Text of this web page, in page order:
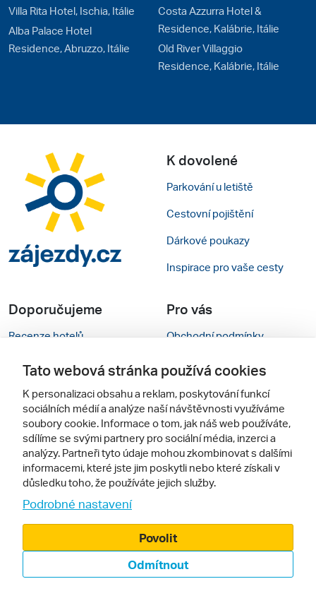
Villa Rita Hotel, Ischia, Itálie
Alba Palace Hotel
Residence, Abruzzo, Itálie
Costa Azzurra Hotel &
Residence, Kalábrie, Itálie
Old River Villaggio
Residence, Kalábrie, Itálie
K dovolené
Parkování u letiště
Cestovní pojištění
Dárkové poukazy
Inspirace pro vaše cesty
Doporučujeme
Recenze hotelů
Rady na cestu
Cestovní kanceláře
Zájazdy.sk
Pro vás
Obchodní podmínky
Kontakty
Nastavení cookies
Verze webu pro PC
Sledujte nás
© 2000 - 2026, Zájezdy.cz
Tato webová stránka používá cookies
K personalizaci obsahu a reklam, poskytování funkcí
sociálních médií a analýze naší návštěvnosti využíváme
soubory cookie. Informace o tom, jak náš web používáte,
sdílíme se svými partnery pro sociální média, inzerci a
analýzy. Partneři tyto údaje mohou zkombinovat s dalšími
informacemi, které jste jim poskytli nebo které získali v
důsledku toho, že používáte jejich služby.
Podrobné nastavení
Odmítnout
Povolit